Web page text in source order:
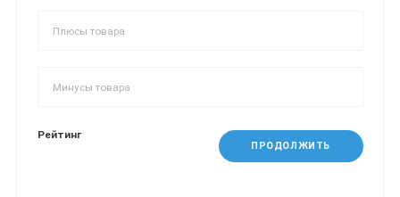
Рейтинг
ПРОДОЛЖИТЬ